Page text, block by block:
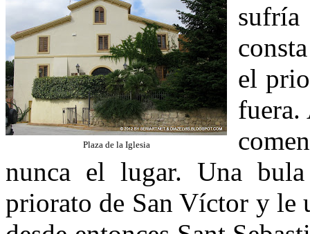
Plaza de la Iglesia
el
fuera.
nunca el lugar. Una
priorato de San Víctor y le